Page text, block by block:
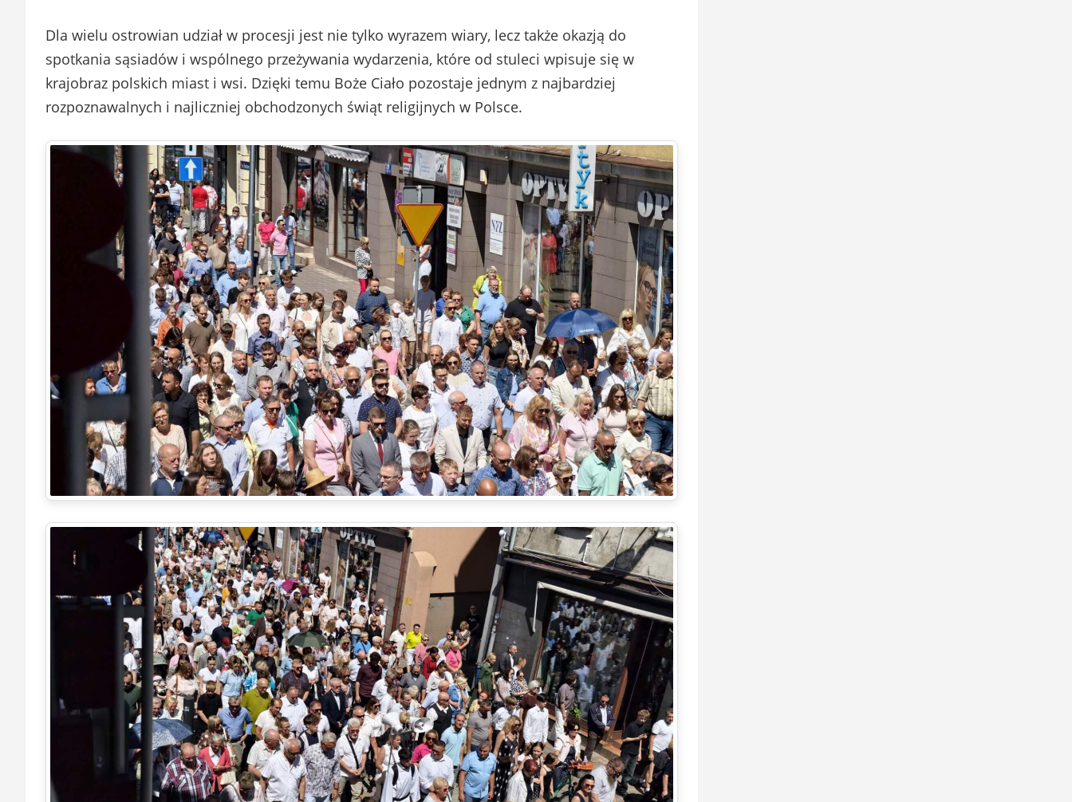
Dla wielu ostrowian udział w procesji jest nie tylko wyrazem wiary, lecz także okazją do
spotkania sąsiadów i wspólnego przeżywania wydarzenia, które od stuleci wpisuje się w
krajobraz polskich miast i wsi. Dzięki temu Boże Ciało pozostaje jednym z najbardziej
rozpoznawalnych i najliczniej obchodzonych świąt religijnych w Polsce.